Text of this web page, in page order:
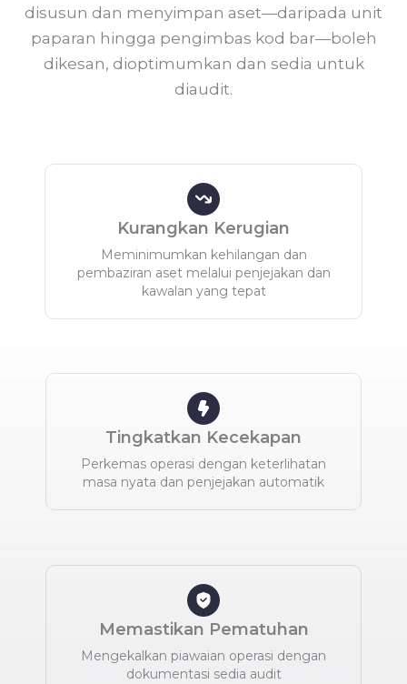
disusun dan menyimpan aset—daripada unit
paparan hingga pengimbas kod bar—boleh
dikesan, dioptimumkan dan sedia untuk
diaudit.
Kurangkan Kerugian
Meminimumkan kehilangan dan
pembaziran aset melalui penjejakan dan
kawalan yang tepat
Tingkatkan Kecekapan
Perkemas operasi dengan keterlihatan
masa nyata dan penjejakan automatik
Memastikan Pematuhan
Mengekalkan piawaian operasi dengan
dokumentasi sedia audit